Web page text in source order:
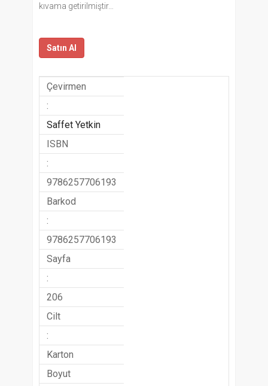
kıvama getirilmiştir…
Satın Al
Çevirmen
:
Saffet Yetkin
ISBN
:
9786257706193
Barkod
:
9786257706193
Sayfa
:
206
Cilt
:
Karton
Boyut